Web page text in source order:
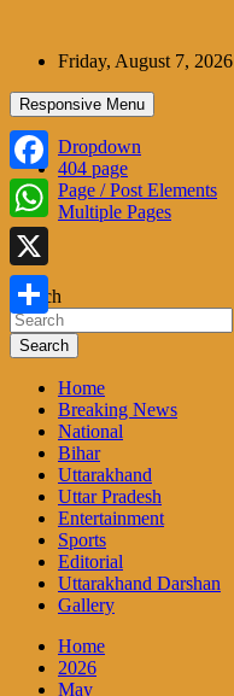
contentFriday, August 7, 2026
Responsive Menu
Dropdown
404 page
Page / Post Elements
Multiple Pages
Search
Search
Home
Breaking News
National
Bihar
Uttarakhand
Uttar Pradesh
Entertainment
Sports
Editorial
Uttarakhand Darshan
Gallery
Home
2026
May
Facebook
WhatsApp
X
Share